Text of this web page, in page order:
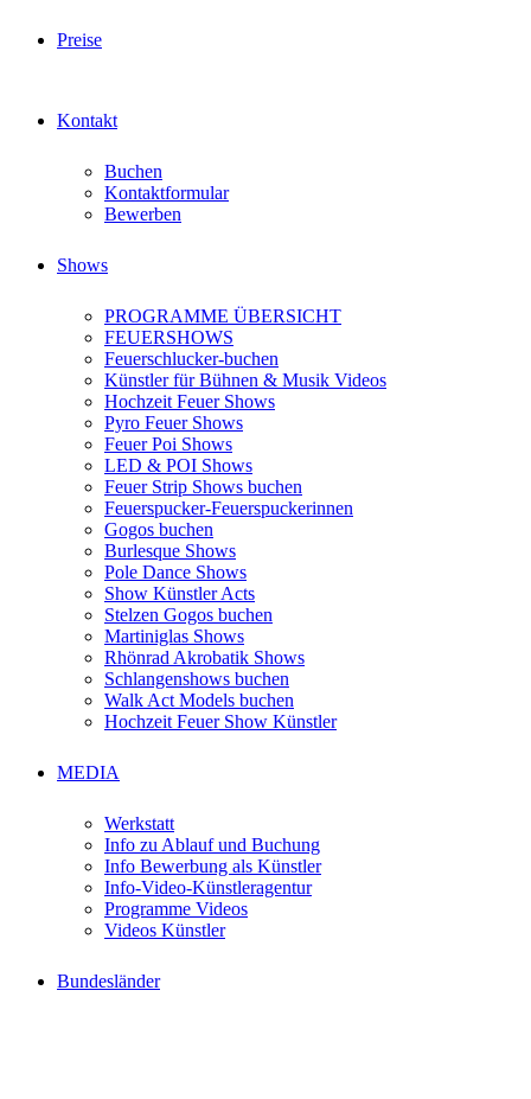
Preise
Kontakt
Buchen
Kontaktformular
Bewerben
Shows
PROGRAMME ÜBERSICHT
FEUERSHOWS
Feuerschlucker-buchen
Künstler für Bühnen & Musik Videos
Hochzeit Feuer Shows
Pyro Feuer Shows
Feuer Poi Shows
LED & POI Shows
Feuer Strip Shows buchen
Feuerspucker-Feuerspuckerinnen
Gogos buchen
Burlesque Shows
Pole Dance Shows
Show Künstler Acts
Stelzen Gogos buchen
Martiniglas Shows
Rhönrad Akrobatik Shows
Schlangenshows buchen
Walk Act Models buchen
Hochzeit Feuer Show Künstler
MEDIA
Werkstatt
Info zu Ablauf und Buchung
Info Bewerbung als Künstler
Info-Video-Künstleragentur
Programme Videos
Videos Künstler
Bundesländer